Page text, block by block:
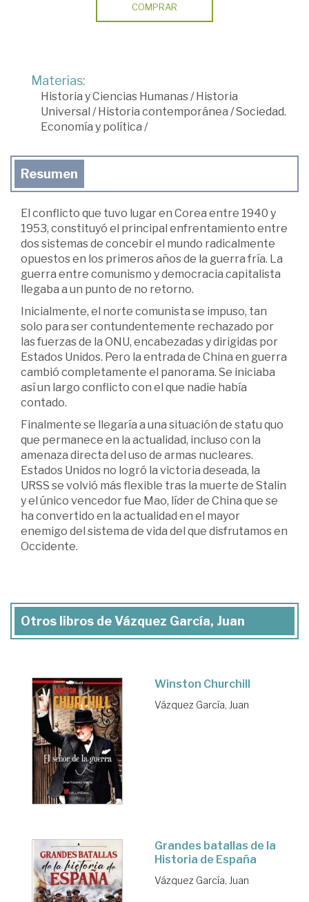
COMPRAR
Materias:
Historia y Ciencias Humanas/Historia
Universal /Historia contemporánea /Sociedad.
Economía y política /
Resumen
El conflicto que tuvo lugar en Corea entre 1940 y
1953, constituyó el principal enfrentamiento entre
dos sistemas de concebir el mundo radicalmente
opuestos en los primeros años de la guerra fría. La
guerra entre comunismo y democracia capitalista
llegaba a un punto de no retorno.
Inicialmente, el norte comunista se impuso, tan
solo para ser contundentemente rechazado por
las fuerzas de la ONU, encabezadas y dirigidas por
Estados Unidos. Pero la entrada de China en guerra
cambió completamente el panorama. Se iniciaba
así un largo conflicto con el que nadie había
contado.
Finalmente se llegaría a una situación de statu quo
que permanece en la actualidad, incluso con la
amenaza directa del uso de armas nucleares.
Estados Unidos no logró la victoria deseada, la
URSS se volvió más flexible tras la muerte de Stalin
y el único vencedor fue Mao, líder de China que se
ha convertido en la actualidad en el mayor
enemigo del sistema de vida del que disfrutamos en
Occidente.
Otros libros de Vázquez García, Juan
Winston Churchill
Vázquez García, Juan
Grandes batallas de la
Historia de España
Vázquez García, Juan